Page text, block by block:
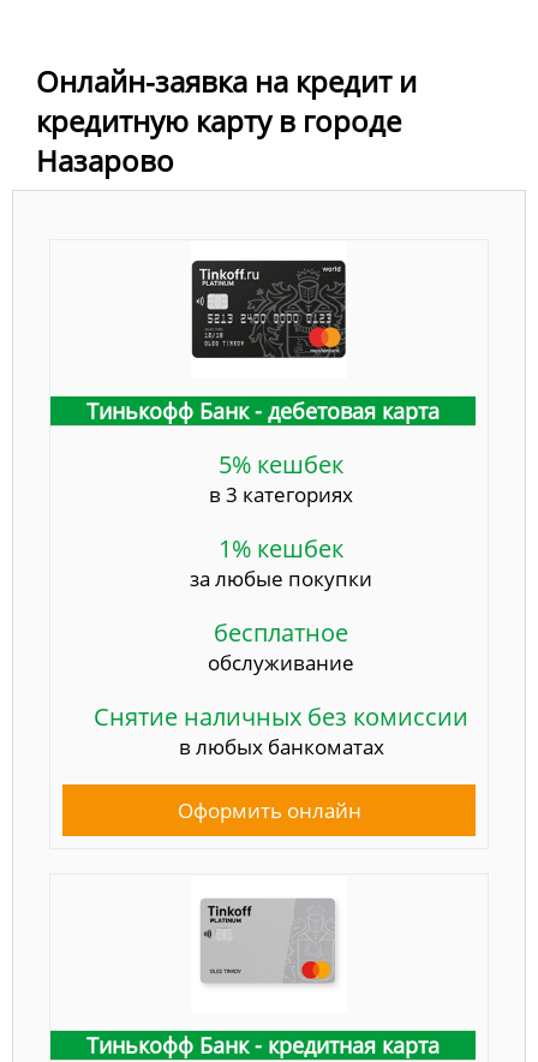
Онлайн-заявка на кредит и
кредитную карту в городе
Назарово
Тинькофф Банк - дебетовая карта
5% кешбек
в 3 категориях
1% кешбек
за любые покупки
бесплатное
обслуживание
Снятие наличных без комиссии
в любых банкоматах
Оформить онлайн
Тинькофф Банк - кредитная карта